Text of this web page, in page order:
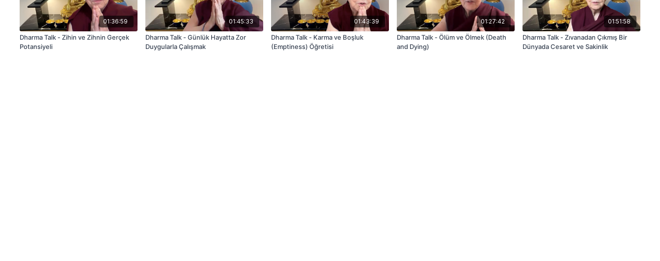
01:36:59
Dharma Talk - Zihin ve Zihnin Gerçek
Potansiyeli
01:45:33
Dharma Talk - Günlük Hayatta Zor
Duygularla Çalışmak
01:43:39
Dharma Talk - Karma ve Boşluk
(Emptiness) Öğretisi
01:27:42
Dharma Talk - Ölüm ve Ölmek (Death
and Dying)
01:51:58
Dharma Talk - Zıvanadan Çıkmış Bir
Dünyada Cesaret ve Sakinlik